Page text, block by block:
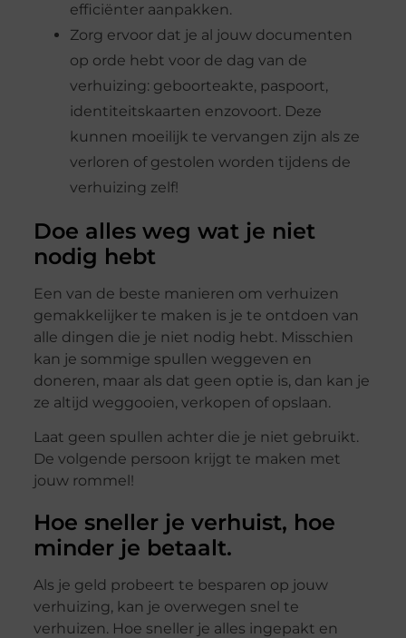
efficiënter aanpakken.
Zorg ervoor dat je al jouw documenten
op orde hebt voor de dag van de
verhuizing: geboorteakte, paspoort,
identiteitskaarten enzovoort. Deze
kunnen moeilijk te vervangen zijn als ze
verloren of gestolen worden tijdens de
verhuizing zelf!
Doe alles weg wat je niet
nodig hebt
Een van de beste manieren om verhuizen
gemakkelijker te maken is je te ontdoen van
alle dingen die je niet nodig hebt. Misschien
kan je sommige spullen weggeven en
doneren, maar als dat geen optie is, dan kan je
ze altijd weggooien, verkopen of opslaan.
Laat geen spullen achter die je niet gebruikt.
De volgende persoon krijgt te maken met
jouw rommel!
Hoe sneller je verhuist, hoe
minder je betaalt.
Als je geld probeert te besparen op jouw
verhuizing, kan je overwegen snel te
verhuizen. Hoe sneller je alles ingepakt en